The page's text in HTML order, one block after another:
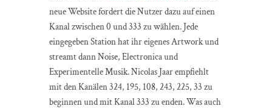
neue Website fordert die Nutzer dazu auf einen
Kanal zwischen 0 und 333 zu wählen. Jede
eingegeben Station hat ihr eigenes Artwork und
streamt dann Noise, Electronica und
Experimentelle Musik. Nicolas Jaar empfiehlt
mit den Kanälen 324, 195, 108, 243, 225, 33 zu
beginnen und mit Kanal 333 zu enden. Was auch